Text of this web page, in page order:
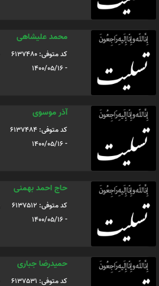
محمد علیشاهی
کد متوفی: 6137480
- 1400/05/16
آذر موسوی
کد متوفی: 6137484
- 1400/05/16
حاج احمد بهمنی
کد متوفی: 6137512
- 1400/05/16
حمیدرضا جباری
کد متوفی: 6137531